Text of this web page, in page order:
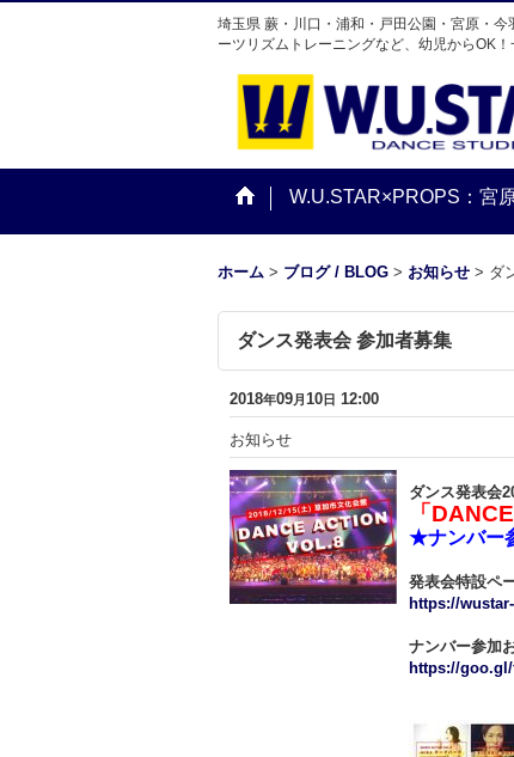
埼玉県 蕨・川口・浦和・戸田公園・宮原・
ーツリズムトレーニングなど、幼児からOK
W.U.STAR×PROPS：宮
ホーム > ブログ / BLOG > お知らせ > ダ
ダンス発表会 参加者募集
2018年09月 10 日 12:00
お知らせ
ダンス発表会
「
★ナンバー
発表会特設ペ
https://
ナンバー参加
https://